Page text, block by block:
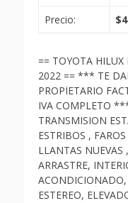
Precio:
== TOYOTA
2022 == *** TE
PROPIETARIO
IVA COMPLETO
TRANSMISION
ESTRIBOS ,
LLANTAS NUEVAS
ARRASTRE,
ESTEREO,